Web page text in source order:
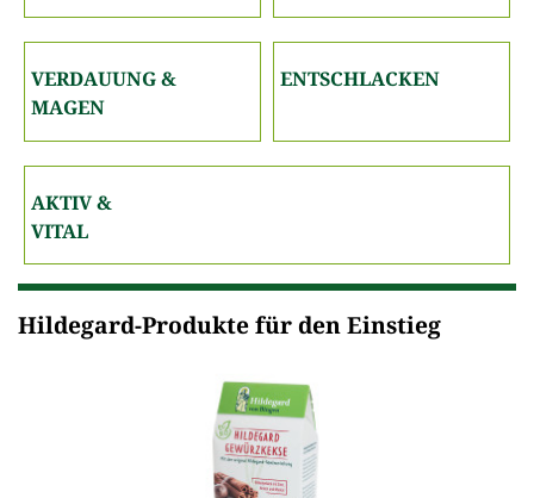
VERDAUUNG &
MAGEN
ENT­SCHLACKEN
AKTIV &
VITAL
Hildegard-Produkte für den Einstieg